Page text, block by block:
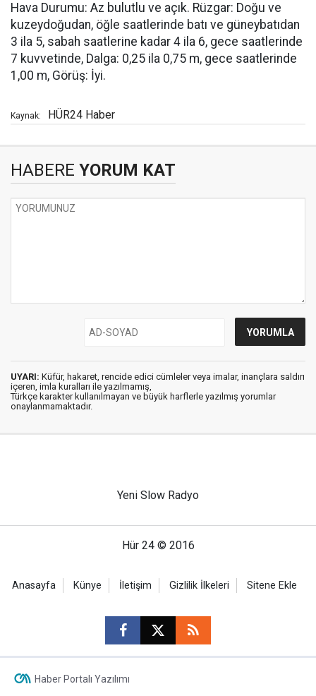
Hava Durumu: Az bulutlu ve açık. Rüzgar: Doğu ve
kuzeydoğudan, öğle saatlerinde batı ve güneybatıdan
3 ila 5, sabah saatlerine kadar 4 ila 6, gece saatlerinde
7 kuvvetinde, Dalga: 0,25 ila 0,75 m, gece saatlerinde
1,00 m, Görüş: İyi.
Kaynak: HÜR24 Haber
HABERE YORUM KAT
UYARI: Küfür, hakaret, rencide edici cümleler veya imalar, inançlara saldırı
içeren, imla kuralları ile yazılmamış,
Türkçe karakter kullanılmayan ve büyük harflerle yazılmış yorumlar
onaylanmamaktadır.
Yeni Slow Radyo
Hür 24 © 2016
Anasayfa Künye İletişim Gizlilik İlkeleri Sitene Ekle
Haber Portalı Yazılımı